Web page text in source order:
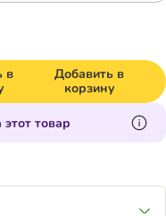
в
Добавить в
корзину
товар